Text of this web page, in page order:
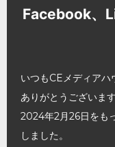
Facebook、
いつもCEメディアハ
ありがとうございます
2024年2月26日をも
しました。